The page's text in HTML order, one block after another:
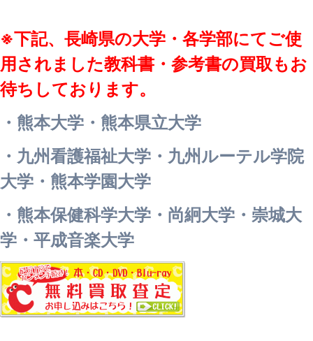
※下記、長崎県の大学・各学部にてご使
用されました教科書・参考書の買取もお
待ちしております。
・熊本大学・熊本県立大学
・九州看護福祉大学・九州ルーテル学院
大学・熊本学園大学
・熊本保健科学大学・尚絅大学・崇城大
学・平成音楽大学